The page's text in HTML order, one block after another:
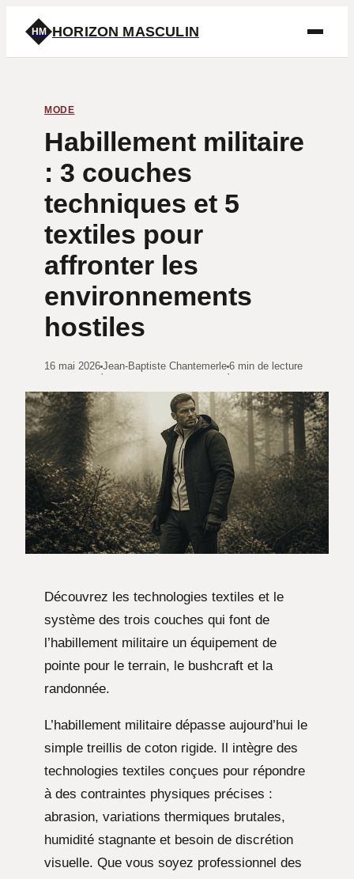
HM HORIZON MASCULIN
MODE
Habillement militaire
: 3 couches
techniques et 5
textiles pour
affronter les
environnements
hostiles
16 mai 2026
·
Jean-Baptiste Chantemerle
·
6 min de lecture
Découvrez les technologies textiles et le
système des trois couches qui font de
l’habillement militaire un équipement de
pointe pour le terrain, le bushcraft et la
randonnée.
L’habillement militaire dépasse aujourd’hui le
simple treillis de coton rigide. Il intègre des
technologies textiles conçues pour répondre
à des contraintes physiques précises :
abrasion, variations thermiques brutales,
humidité stagnante et besoin de discrétion
visuelle. Que vous soyez professionnel des